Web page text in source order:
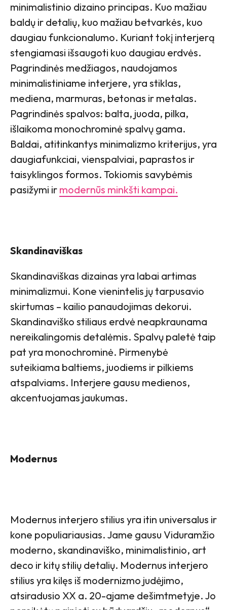
minimalistinio dizaino principas. Kuo mažiau
baldų ir detalių, kuo mažiau betvarkės, kuo
daugiau funkcionalumo. Kuriant tokį interjerą
stengiamasi išsaugoti kuo daugiau erdvės.
Pagrindinės medžiagos, naudojamos
minimalistiniame interjere, yra stiklas,
mediena, marmuras, betonas ir metalas.
Pagrindinės spalvos: balta, juoda, pilka,
išlaikoma monochrominė spalvų gama.
Baldai, atitinkantys minimalizmo kriterijus, yra
daugiafunkciai, vienspalviai, paprastos ir
taisyklingos formos. Tokiomis savybėmis
pasižymi ir modernūs minkšti kampai.
Skandinaviškas
Skandinaviškas dizainas yra labai artimas
minimalizmui. Kone vienintelis jų tarpusavio
skirtumas – kailio panaudojimas dekorui.
Skandinaviško stiliaus erdvė neapkraunama
nereikalingomis detalėmis. Spalvų paletė taip
pat yra monochrominė. Pirmenybė
suteikiama baltiems, juodiems ir pilkiems
atspalviams. Interjere gausu medienos,
akcentuojamas jaukumas.
Modernus
Modernus interjero stilius yra itin universalus ir
kone populiariausias. Jame gausu Viduramžio
moderno, skandinaviško, minimalistinio, art
deco ir kitų stilių detalių. Modernus interjero
stilius yra kilęs iš modernizmo judėjimo,
atsiradusio XX a. 20-ajame dešimtmetyje. Jo